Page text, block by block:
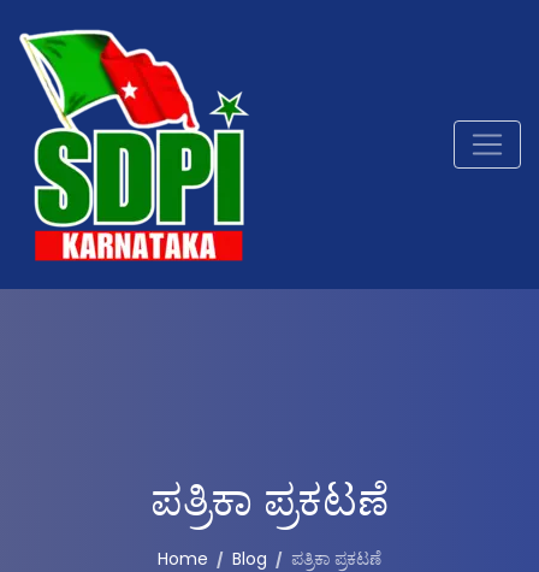
ಪತ್ರಿಕಾ ಪ್ರಕಟಣೆ
Home Blog ಪತ್ರಿಕಾ ಪ್ರಕಟಣೆ